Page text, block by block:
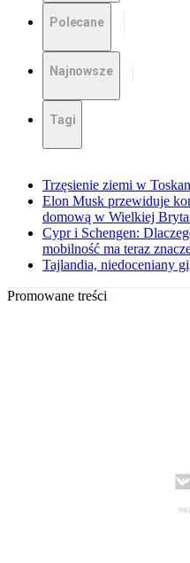
Polecane
Najnowsze
Tagi
Trzęsienie ziemi w
Elon Musk przewiduje
domową w Wielkiej
Cypr i Schengen:
mobilność ma teraz
Tajlandia, niedoceniany
Promowane treści